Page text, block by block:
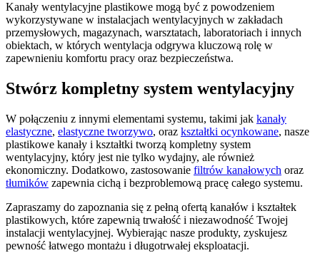
Kanały wentylacyjne plastikowe mogą być z powodzeniem
wykorzystywane w instalacjach wentylacyjnych w zakładach
przemysłowych, magazynach, warsztatach, laboratoriach i innych
obiektach, w których wentylacja odgrywa kluczową rolę w
zapewnieniu komfortu pracy oraz bezpieczeństwa.
Stwórz kompletny system wentylacyjny
W połączeniu z innymi elementami systemu, takimi jak kanały
elastyczne, elastyczne tworzywo, oraz kształtki ocynkowane, nasze
plastikowe kanały i kształtki tworzą kompletny system
wentylacyjny, który jest nie tylko wydajny, ale również
ekonomiczny. Dodatkowo, zastosowanie filtrów kanałowych oraz
tłumików zapewnia cichą i bezproblemową pracę całego systemu.
Zapraszamy do zapoznania się z pełną ofertą kanałów i kształtek
plastikowych, które zapewnią trwałość i niezawodność Twojej
instalacji wentylacyjnej. Wybierając nasze produkty, zyskujesz
pewność łatwego montażu i długotrwałej eksploatacji.